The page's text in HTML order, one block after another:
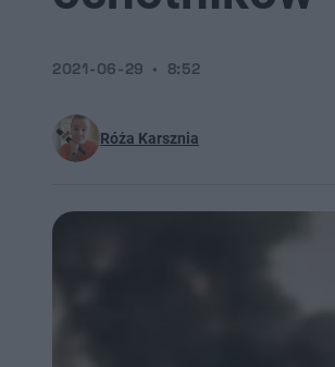
Róża Karsznia
2021-06-29 8:52